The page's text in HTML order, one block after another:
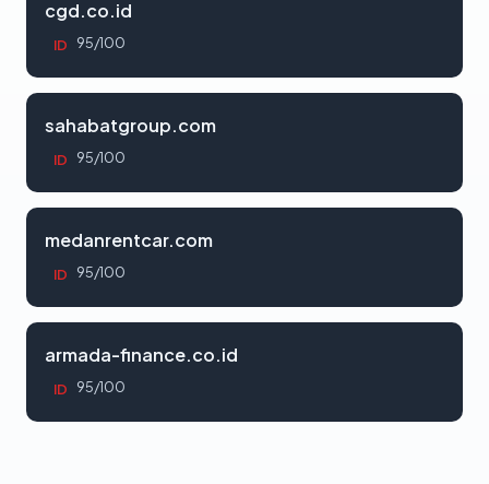
cgd.co.id
ID 95/100
sahabatgroup.com
ID 95/100
medanrentcar.com
ID 95/100
armada-finance.co.id
ID 95/100